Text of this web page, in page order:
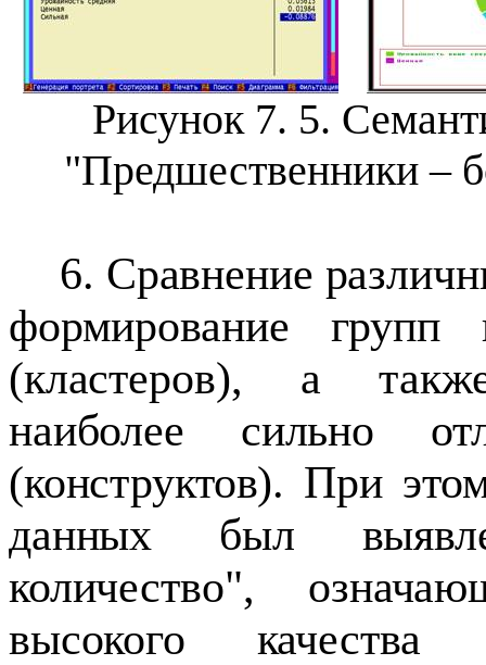
Рисунок 7. 5.
"Предшественники –
6. Сравнение
формирование
(кластеров), а
наиболее сильно
(конструктов). При
данных был
количество",
высокого